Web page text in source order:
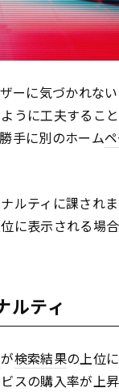
ーに気づかれな
うに工夫するこ
手に別のホーム
ルティに課され
に表示される場合
ルティ
が検索結果の上位
スの購入率が上